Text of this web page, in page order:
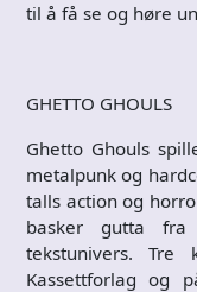
til å få se og høre
GHETTO GHOULS
Ghetto Ghouls
metalpunk og
talls action og
basker gutta
tekstunivers.
Kassettforlag og